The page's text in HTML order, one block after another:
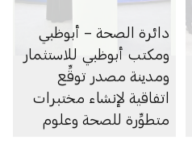
دائرة الصحة – أبوظبي
ومكتب أبوظبي للاستثمار
ومدينة مصدر توقِّع
اتفاقية لإنشاء مختبرات
متطوِّرة للصحة وعلوم